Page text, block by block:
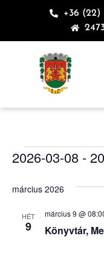
+36 (22)
2026-03-08 -
március 2026
HÉT
9 Könyvtár,
március 9 @